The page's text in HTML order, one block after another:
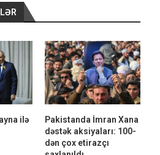
ilə
Pakistanda İmran Xana
dəstək aksiyaları: 100-
dən çox etirazçı